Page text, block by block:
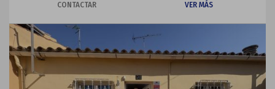
CONTACTAR VER MÁS
Previous